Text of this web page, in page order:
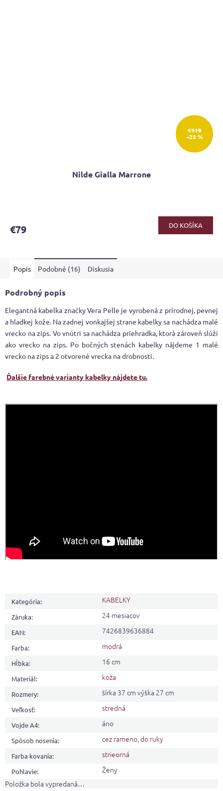
€119
–33 %
Nilde Gialla Marrone
je
hviezdičiek.
€79 DO KOŠÍKA
Popis Podobné (16) Diskusia
Podrobný popis
Elegantná kabelka značky Vera Pelle je vyrobená z prírodnej, pevnej
a hladkej kože. Na zadnej vonkajšej strane kabelky sa nachádza malé
vrecko na zips. Vo vnútri sa nachádza priehradka, ktorá zároveň slúži
ako vrecko na zips. Po bočných stenách kabelky nájdeme 1 malé
vrecko na zips a 2 otvorené vrecka na drobnosti.
Ďalšie farebné varianty kabelky nájdete tu.
Kategória: KABELKY
Záruka: 24 mesiacov
EAN: 7426839636884
Farba: modrá
Hĺbka: 16 cm
Materiál: koža
Rozmery: šírka 37 cm výška 27 cm
Veľkosť: stredná
Vojde A4: áno
Spôsob nosenia: cez rameno,do ruky
Farba kovania: strieorná
Pohlavie:
Ženy
Položka bola vypredaná…